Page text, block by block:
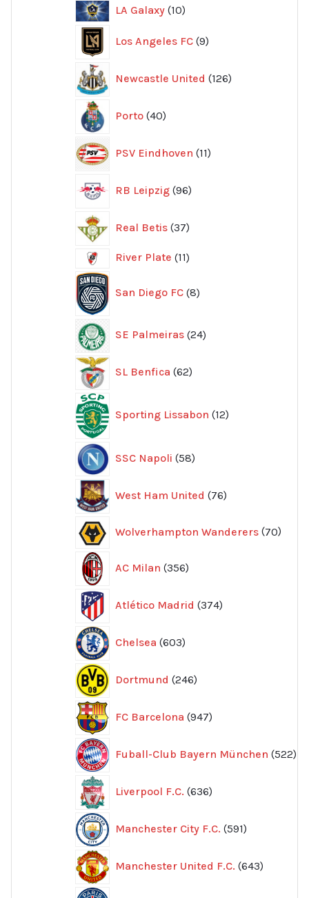
LA Galaxy 1010
Los Angeles FC 9
produkter
Newcastle United 126
produkter
Porto 40
produkter
PSV Eindhoven 11
produkter
RB Leipzig 96
produkter
Real Betis 37
produkter
River Plate 1111
San Diego FC 8produkter
SE Palmeiras 24
produkter
SL Benfica 62
produkter
Sporting Lissabon 12produkter
SSC Napoli 58
produkter
West Ham United 76
produkter
Wolverhampton Wanderers 70
AC Milan 356
produkter
Atlético Madrid 374
produkter
Chelsea 603
produkter
Dortmund 246
produkter
FC Barcelona 947
produkter
Fuball-Club Bayern München 522
Liverpool F.C. 636
produkter
Manchester City F.C. 591
produkter
Manchester United F.C. 643